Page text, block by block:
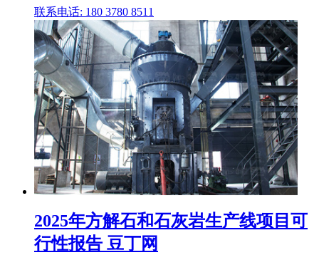
联系电话: 180 3780 8511
2025年方解石和石灰岩生产线项目可
行性报告 豆丁网